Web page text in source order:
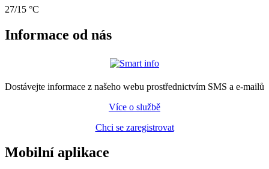
27/15 °C
Informace od nás
Dostávejte informace z našeho webu prostřednictvím SMS a e-mailů
Více o službě
Chci se zaregistrovat
Mobilní aplikace